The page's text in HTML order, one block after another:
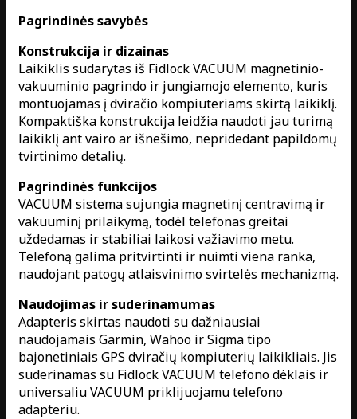
Pagrindinės savybės
Konstrukcija ir dizainas
Laikiklis sudarytas iš Fidlock VACUUM magnetinio-
vakuuminio pagrindo ir jungiamojo elemento, kuris
montuojamas į dviračio kompiuteriams skirtą laikiklį.
Kompaktiška konstrukcija leidžia naudoti jau turimą
laikiklį ant vairo ar išnešimo, nepridedant papildomų
tvirtinimo detalių.
Pagrindinės funkcijos
VACUUM sistema sujungia magnetinį centravimą ir
vakuuminį prilaikymą, todėl telefonas greitai
uždedamas ir stabiliai laikosi važiavimo metu.
Telefoną galima pritvirtinti ir nuimti viena ranka,
naudojant patogų atlaisvinimo svirtelės mechanizmą.
Naudojimas ir suderinamumas
Adapteris skirtas naudoti su dažniausiai
naudojamais Garmin, Wahoo ir Sigma tipo
bajonetiniais GPS dviračių kompiuterių laikikliais. Jis
suderinamas su Fidlock VACUUM telefono dėklais ir
universaliu VACUUM priklijuojamu telefono
adapteriu.